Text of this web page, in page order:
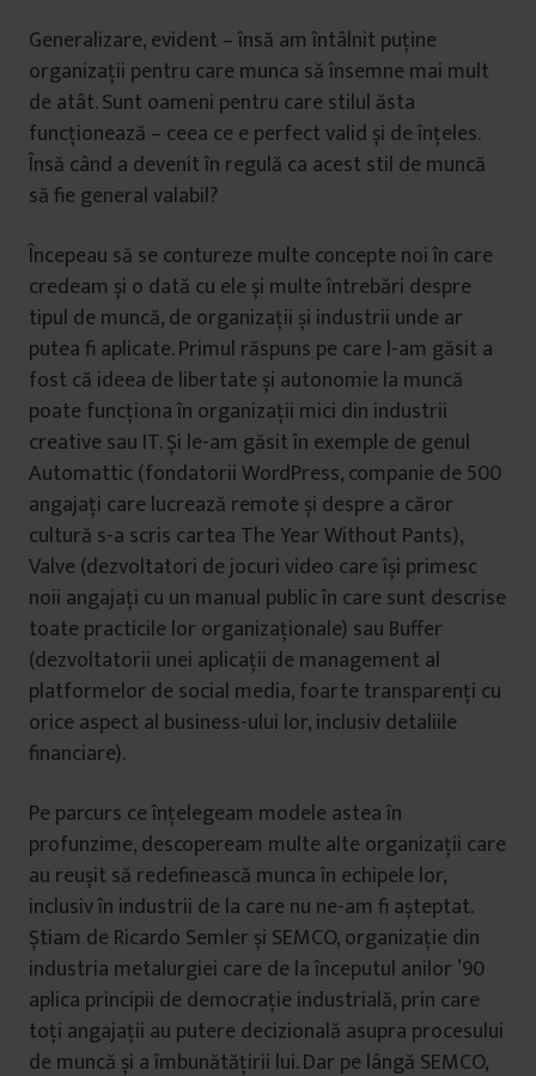
Generalizare, evident – însă am întâlnit puține
organizații pentru care munca să însemne mai mult
de atât. Sunt oameni pentru care stilul ăsta
funcționează – ceea ce e perfect valid și de înțeles.
Însă când a devenit în regulă ca acest stil de muncă
să fie general valabil?
Începeau să se contureze multe concepte noi în care
credeam și o dată cu ele și multe întrebări despre
tipul de muncă, de organizații și industrii unde ar
putea fi aplicate. Primul răspuns pe care l-am găsit a
fost că ideea de libertate și autonomie la muncă
poate funcționa în organizații mici din industrii
creative sau IT. Și le-am găsit în exemple de genul
Automattic (fondatorii WordPress, companie de 500
angajați care lucrează remote și despre a căror
cultură s-a scris cartea The Year Without Pants),
Valve (dezvoltatori de jocuri video care își primesc
noii angajați cu un manual public în care sunt descrise
toate practicile lor organizaționale) sau Buffer
(dezvoltatorii unei aplicații de management al
platformelor de social media, foarte transparenți cu
orice aspect al business-ului lor, inclusiv detaliile
financiare).
Pe parcurs ce înțelegeam modele astea în
profunzime, descopeream multe alte organizații care
au reușit să redefinească munca în echipele lor,
inclusiv în industrii de la care nu ne-am fi așteptat.
Știam de Ricardo Semler și SEMCO, organizație din
industria metalurgiei care de la începutul anilor ’90
aplica principii de democrație industrială, prin care
toți angajații au putere decizională asupra procesului
de muncă și a îmbunătățirii lui. Dar pe lângă SEMCO,